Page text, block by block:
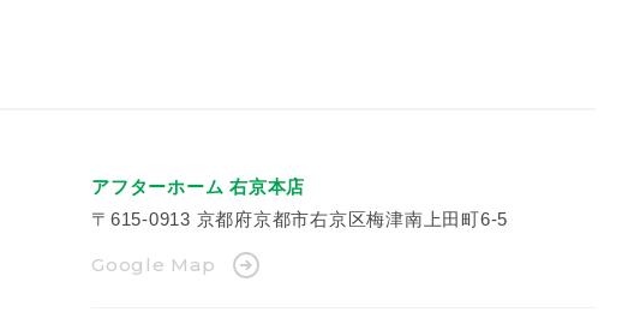
アフターホーム 右京本店
〒615-0913 京都府京都市右京区梅津南上田町6-5
Google Map